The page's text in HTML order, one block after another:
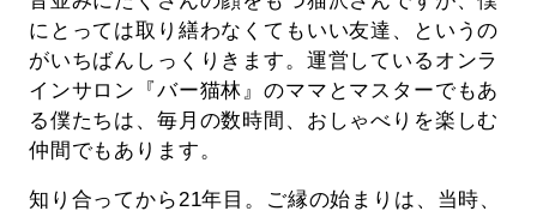
にとっては取り繕わなくてもいい友達、というの
がいちばんしっくりきます。運営しているオンラ
インサロン『バー猫林』のママとマスターでもあ
る僕たちは、毎月の数時間、おしゃべりを楽しむ
仲間でもあります。
知り合ってから21年目。ご縁の始まりは、当時、